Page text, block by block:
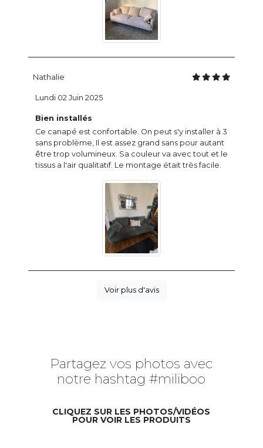
Nathalie
Bien installés
Ce canapé est confortable. On peut s'y installer à 3
sans problème, Il est assez grand sans pour autant
être trop volumineux. Sa couleur va avec tout et le
tissus a l'air qualitatif. Le montage était très facile.
Lundi 02 Juin 2025
Voir plus d'avis
Partagez vos photos avec
notre hashtag #miliboo
CLIQUEZ SUR LES PHOTOS/VIDÉOS
POUR VOIR LES PRODUITS